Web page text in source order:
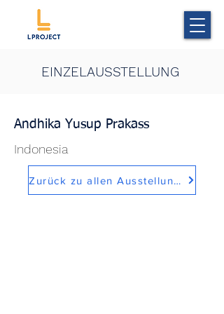
EINZELAUSSTELLUNG
Andhika Yusup Prakass
Indonesia
Zurück zu allen Ausstellungen